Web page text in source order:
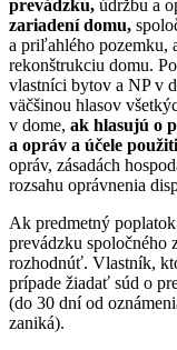
prevádzku, údržbu a
zariadení domu,
a priľahlého pozemku,
rekonštrukciu domu.
vlastníci bytov a NP v
väčšinou hlasov
v dome, ak hlasujú o
a opráv a účele
opráv, zásadách
rozsahu oprávnenia
Ak predmetný
prevádzku spoločného
rozhodnúť. Vlastník,
prípade žiadať súd o
(do 30 dní od
zaniká).